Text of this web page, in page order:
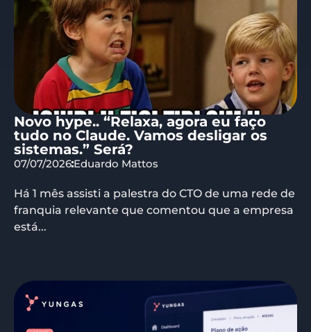
Novo hype.. “Relaxa, agora eu faço
tudo no Claude. Vamos desligar os
sistemas.” Será?
07/07/2026 Eduardo Mattos
Há 1 mês assisti a palestra do CTO de uma rede de
franquia relevante que comentou que a empresa
está...